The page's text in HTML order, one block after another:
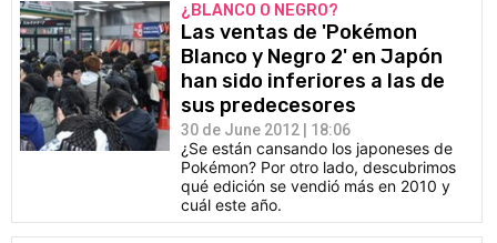
¿BLANCO O NEGRO?
Las ventas de 'Pokémon
Blanco y Negro 2' en Japón
han sido inferiores a las de
sus predecesores
30 de June 2012 | 18:06
¿Se están cansando los japoneses de
Pokémon? Por otro lado, descubrimos
qué edición se vendió más en 2010 y
cuál este año.